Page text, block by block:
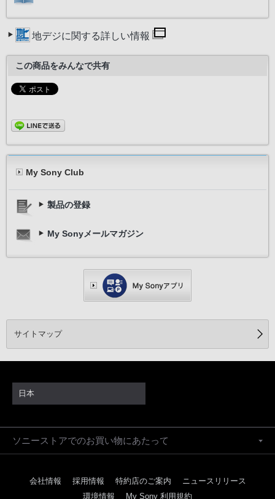
地デジに関する詳しい情報
この商品をみんなで共有
My Sony Club
製品の登録
My Sonyメールマガジン
サイトマップ
日本
ソニーストアでのお買い物にあたって
会社情報 採用情報 特約店のご案内
ニュースリリース
環境情報
My Sony 利用規約